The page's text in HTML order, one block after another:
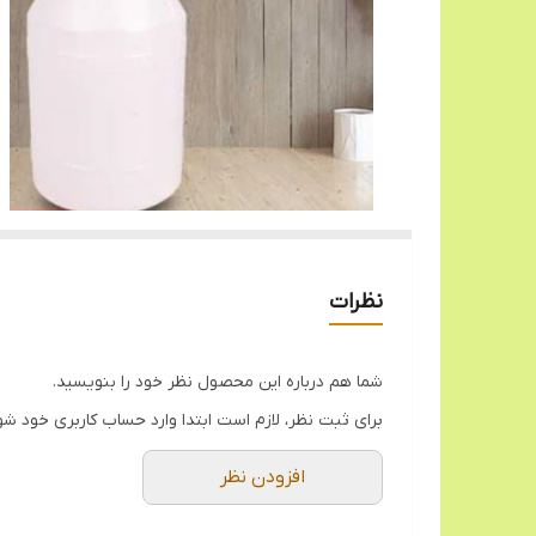
نظرات
شما هم درباره این محصول نظر خود را بنویسید.
برای ثبت نظر، لازم است ابتدا وارد حساب کاربری خود
افزودن نظر